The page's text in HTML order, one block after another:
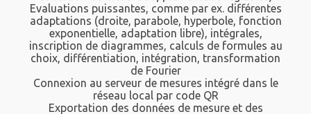
Evaluations puissantes, comme par ex. différentes
adaptations (droite, parabole, hyperbole, fonction
exponentielle, adaptation libre), intégrales,
inscription de diagrammes, calculs de formules au
choix, différentiation, intégration, transformation
de Fourier
Connexion au serveur de mesures intégré dans le
réseau local par code QR
Exportation des données de mesure et des